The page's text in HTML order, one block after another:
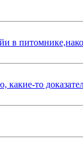
в
то